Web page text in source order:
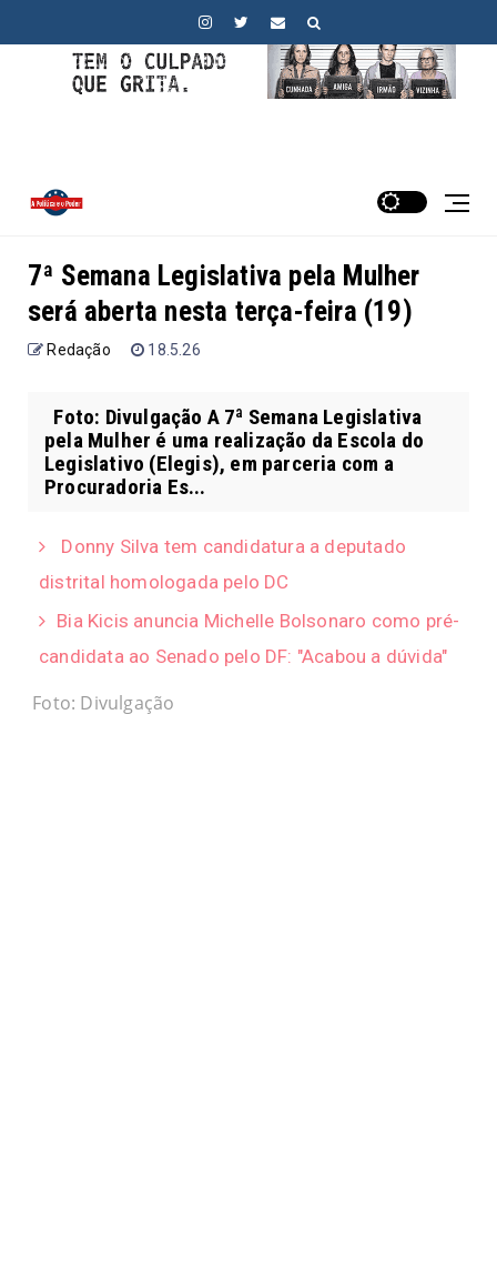
7ª Semana Legislativa pela Mulher
será aberta nesta terça-feira (19)
Redação 18.5.26
Foto: Divulgação A 7ª Semana Legislativa
pela Mulher é uma realização da Escola do
Legislativo (Elegis), em parceria com a
Procuradoria Es...
Donny Silva tem candidatura a deputado
distrital homologada pelo DC
Bia Kicis anuncia Michelle Bolsonaro como pré-
candidata ao Senado pelo DF: "Acabou a dúvida"
Foto: Divulgação